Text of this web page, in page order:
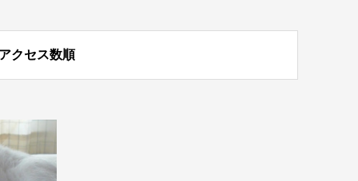
クセス数順